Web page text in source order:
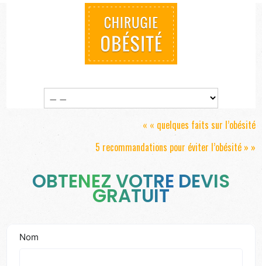
« « quelques faits sur l’obésité
5 recommandations pour éviter l’obésité» »
OBTENEZ VOTRE DEVIS
GRATUIT